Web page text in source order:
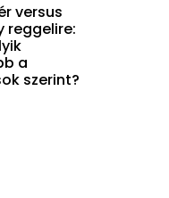
versus
reggelire:
a
szerint?